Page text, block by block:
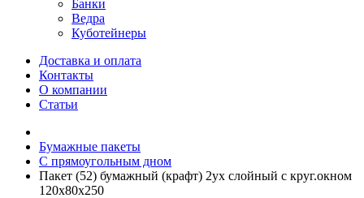
Банки
Ведра
Куботейнеры
Доставка и оплата
Контакты
О компании
Статьи
Бумажные пакеты
С прямоугольным дном
Пакет (52) бумажный (крафт) 2ух слойный с круг.окном
120х80х250